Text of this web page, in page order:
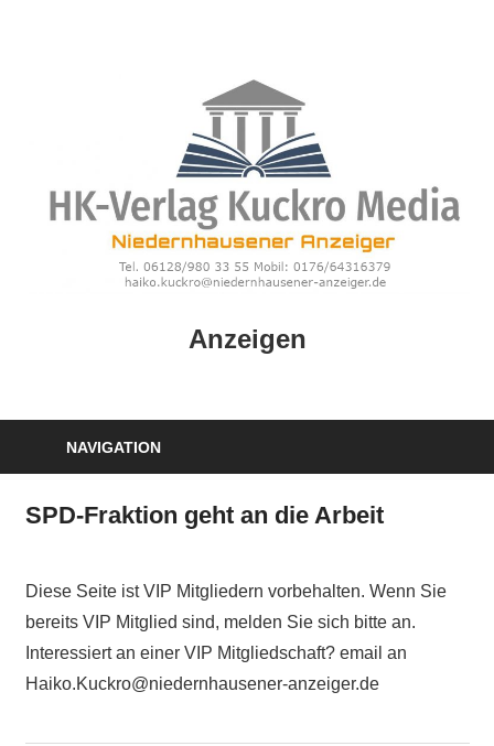
Anzeigen
NAVIGATION
SPD-Fraktion geht an die Arbeit
Diese Seite ist VIP Mitgliedern vorbehalten. Wenn Sie
bereits VIP Mitglied sind, melden Sie sich bitte an.
Interessiert an einer VIP Mitgliedschaft? email an
Haiko.Kuckro@niedernhausener-anzeiger.de